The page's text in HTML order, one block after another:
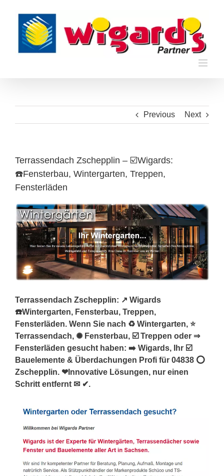
content
Previous Next
Terrassendach Zschepplin – ☑️Wigards:
☎️Fensterbau, Wintergarten, Treppen,
Fensterläden
Terrassendach Zschepplin: ↗️ Wigards
☎️Wintergarten, Fensterbau, Treppen,
Fensterläden. Wenn Sie nach ♻ Wintergarten, ⭐
Terrassendach, ✺ Fensterbau, ☑️ Treppen oder ⇒
Fensterläden gesucht haben: ➡️ Wigards, Ihr ☑️
Bauelemente & Überdachungen Profi für 04838 ⭕
Zschepplin. ❤Innovative Lösungen, nur einen
Schritt entfernt ✉ ✔.